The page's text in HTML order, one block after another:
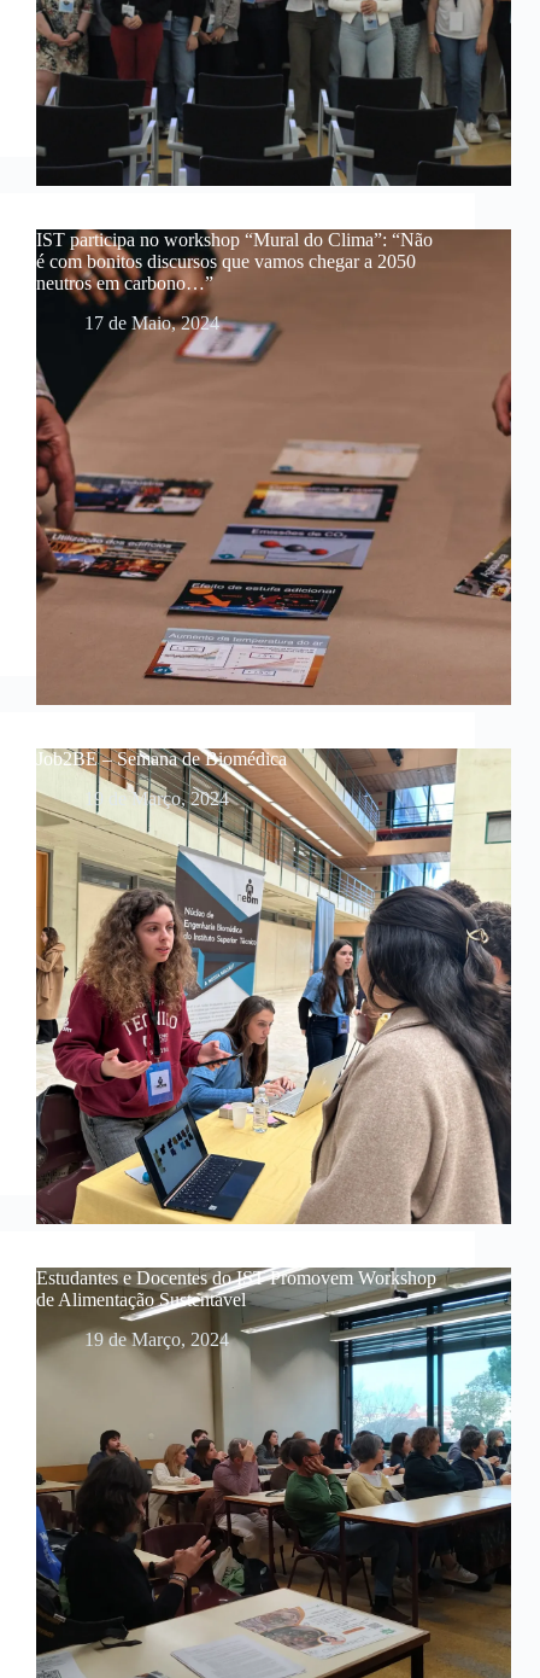
IST participa no workshop “Mural do Clima”: “Não
é com bonitos discursos que vamos chegar a 2050
neutros em carbono…”
17 de Maio, 2024
Job2BE – Semana de Biomédica
19 de Março, 2024
Estudantes e Docentes do IST Promovem Workshop
de Alimentação Sustentável
19 de Março, 2024